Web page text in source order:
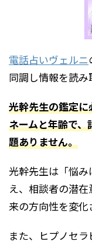
電話占いヴェルニ
同調し情報を読み
光幹先生の鑑定
ネームと年齢で
題ありません。
光幹先生は「悩
え、相談者の潜
来の方向性を変化
また、ヒプノセ